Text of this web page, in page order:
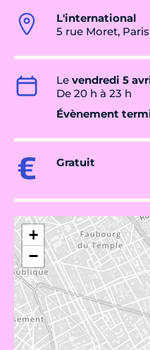
L'international
5 rue Moret, Paris
Le vendredi 5
De 20 h à 23 h
Évènement
Gratuit
+
−